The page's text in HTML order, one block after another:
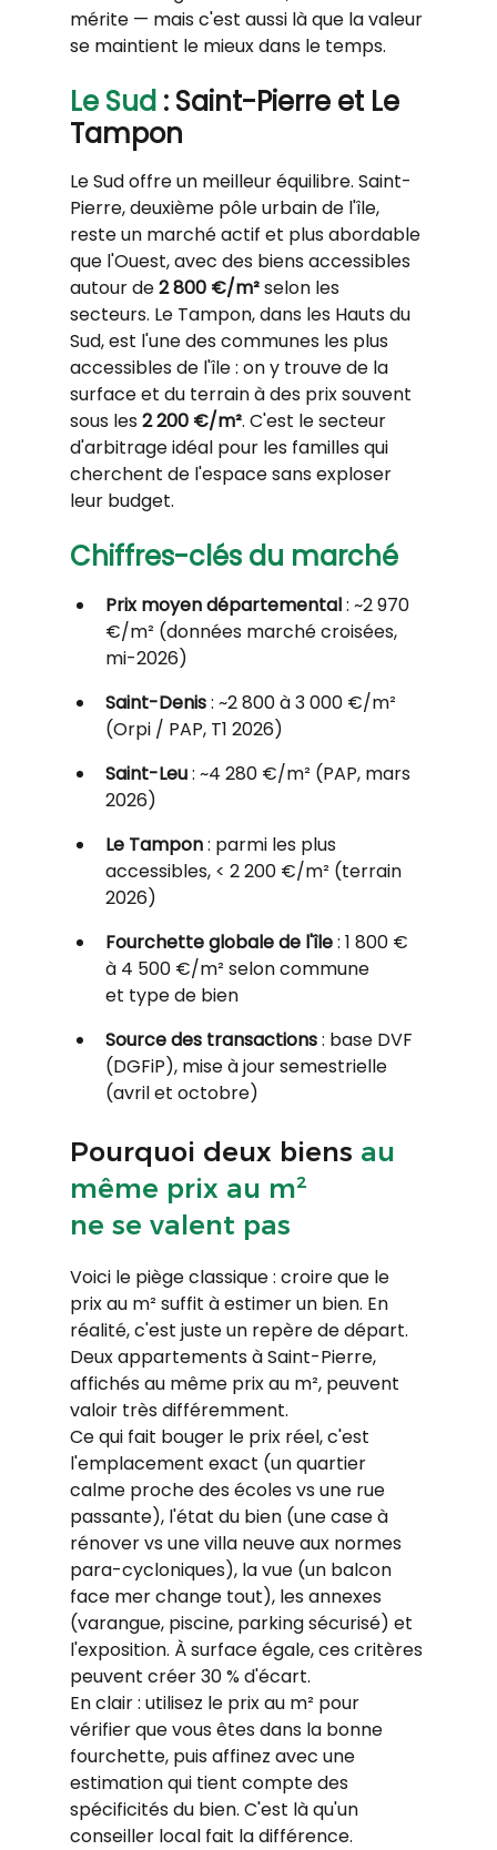
mérite — mais c'est aussi là que la valeur
se maintient le mieux dans le temps.
Le Sud : Saint-Pierre et Le
Tampon
Le Sud offre un meilleur équilibre. Saint-
Pierre, deuxième pôle urbain de l'île,
reste un marché actif et plus abordable
que l'Ouest, avec des biens accessibles
autour de 2 800 €/m² selon les
secteurs. Le Tampon, dans les Hauts du
Sud, est l'une des communes les plus
accessibles de l'île : on y trouve de la
surface et du terrain à des prix souvent
sous les 2 200 €/m². C'est le secteur
d'arbitrage idéal pour les familles qui
cherchent de l'espace sans exploser
leur budget.
Chiffres-clés du marché
Prix moyen départemental : ~2 970
€/m² (données marché croisées,
mi-2026)
Saint-Denis : ~2 800 à 3 000 €/m²
(Orpi / PAP, T1 2026)
Saint-Leu : ~4 280 €/m² (PAP, mars
2026)
Le Tampon : parmi les plus
accessibles, < 2 200 €/m² (terrain
2026)
Fourchette globale de l'île : 1 800 €
à 4 500 €/m² selon commune
et type de bien
Source des transactions : base DVF
(DGFiP), mise à jour semestrielle
(avril et octobre)
Pourquoi deux biens au
même prix au m²
ne se valent pas
Voici le piège classique : croire que le
prix au m² suffit à estimer un bien. En
réalité, c'est juste un repère de départ.
Deux appartements à Saint-Pierre,
affichés au même prix au m², peuvent
valoir très différemment.
Ce qui fait bouger le prix réel, c'est
l'emplacement exact (un quartier
calme proche des écoles vs une rue
passante), l'état du bien (une case à
rénover vs une villa neuve aux normes
para-cycloniques), la vue (un balcon
face mer change tout), les annexes
(varangue, piscine, parking sécurisé) et
l'exposition. À surface égale, ces critères
peuvent créer 30 % d'écart.
En clair : utilisez le prix au m² pour
vérifier que vous êtes dans la bonne
fourchette, puis affinez avec une
estimation qui tient compte des
spécificités du bien. C'est là qu'un
conseiller local fait la différence.